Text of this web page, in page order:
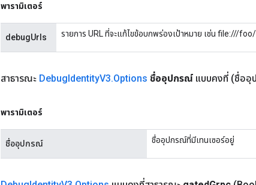
พารามิเตอร์
debugUrls รายการ URL ที่จะแก้ไขข้อบกพร่องเป้าหมาย เช่น file:///
สาธารณะ DebugIdentityV3.Options ชื่ออุปกรณ์ แบบคงที่ (ชื่ออุ
พารามิเตอร์
ชื่ออุปกรณ์ ชื่ออุปกรณ์ที่มีเทนเซอร์อยู่